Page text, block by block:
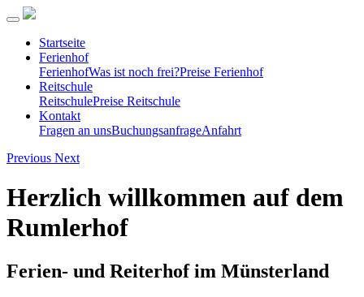
Startseite
Ferienhof
FerienhofWas ist noch frei?Preise Ferienhof
Reitschule
ReitschulePreise Reitschule
Kontakt
Fragen an unsBuchungsanfrageAnfahrt
Previous Next
Herzlich willkommen auf dem
Rumlerhof
Ferien- und Reiterhof im Münsterland